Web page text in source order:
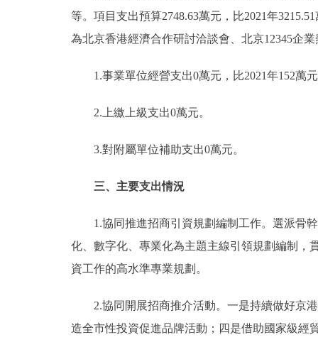
等。項目支出預算2748.63萬元，比2021年
為北京香港經濟合作研討洽談會、北京12345企
1.事業單位經營支出0萬元，比2021年152萬
2.上繳上級支出0萬元。
3.對附屬單位補助支出0萬元。
三、主要支出情況
1.協同推進招商引資規劃編制工作。選派骨幹
化、數字化、專業化為主題主線引領規劃編制，
資工作的高水準專業規劃。
2.協同開展招商推介活動。一是持續做好京港
造全市性投資促進品牌活動；四是借助國家級經